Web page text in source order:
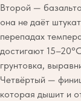
Второй —
она не даёт
перепадах
достигают
грунтовка,
Четвёртый —
которая дышит и